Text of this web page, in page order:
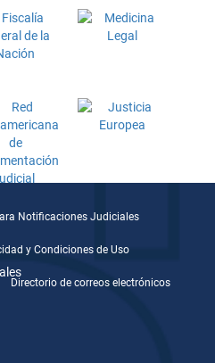
Notificaciones Judiciales
y Condiciones de Uso
Directorio de correos electrónicos